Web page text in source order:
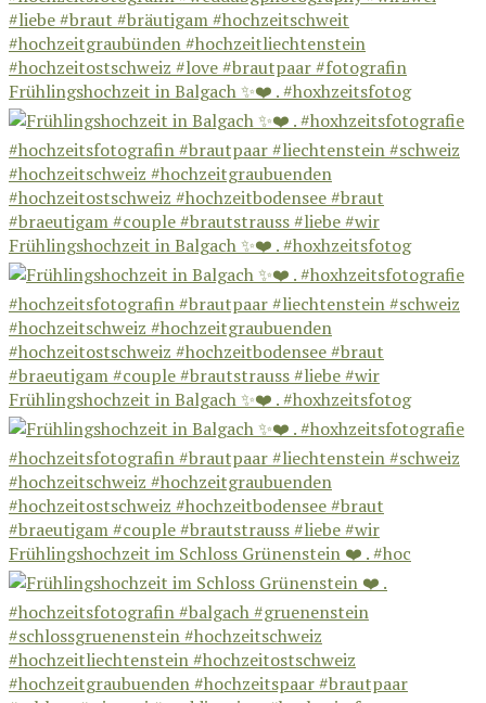
Frühlingshochzeit in Balgach ✨❤️ . #hoxhzeitsfotog
Frühlingshochzeit in Balgach ✨❤️ . #hoxhzeitsfotog
Frühlingshochzeit in Balgach ✨❤️ . #hoxhzeitsfotog
Frühlingshochzeit im Schloss Grünenstein ❤️ . #hoc